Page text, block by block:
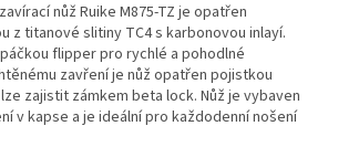
nůž Ruike M875-TZ je opatřen
z titanové slitiny TC4 s karbonovou inlayí.
flipper pro rychlé a pohodlné
zavření je nůž opatřen pojistkou
zajistit zámkem beta lock. Nůž je vybaven
v kapse a je ideální pro každodenní nošení